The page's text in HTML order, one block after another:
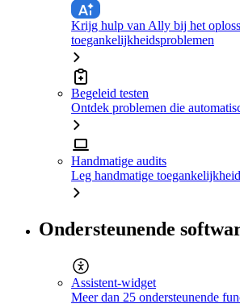
Krijg hulp van Ally bij het
toegankelijkheidsproblemen
Begeleid testen
Ontdek problemen die
Handmatige audits
Leg handmatige
Ondersteunende
Assistent-widget
Meer dan 25 ondersteunende